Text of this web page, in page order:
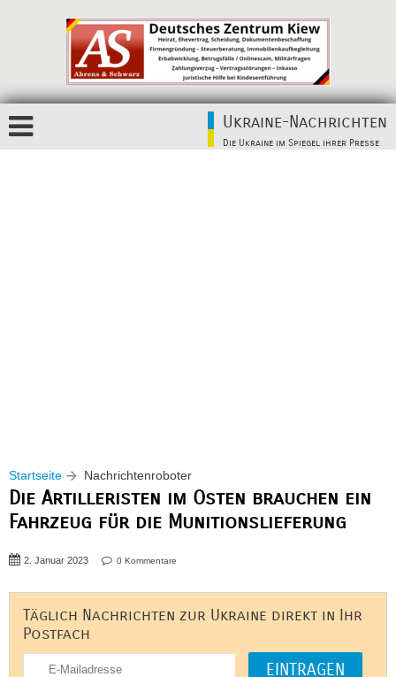
Ukraine-Nachrichten
Die Ukraine im Spiegel ihrer Presse
Startseite Nachrichtenroboter
Die Artilleristen im Osten brauchen ein
Fahrzeug für die Munitionslieferung
2. Januar 2023 0 Kommentare
Täglich Nachrichten zur Ukraine direkt in Ihr
Postfach